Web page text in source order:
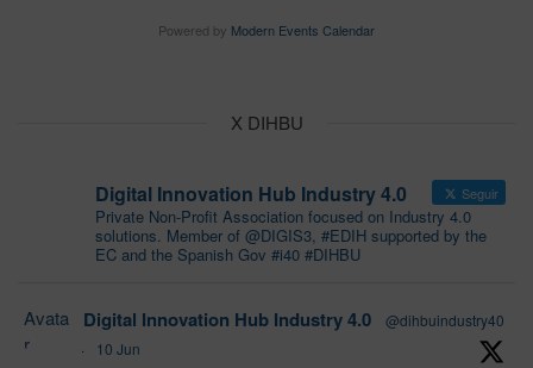
Powered by Modern Events Calendar
X DIHBU
Digital Innovation Hub Industry 4.0 Seguir
Private Non-Profit Association focused on Industry 4.0
solutions. Member of @DIGIS3, #EDIH supported by the
EC and the Spanish Gov #i40 #DIHBU
Avata
r
Digital Innovation Hub Industry 4.0
@dihbuindustry40
·
10 Jun